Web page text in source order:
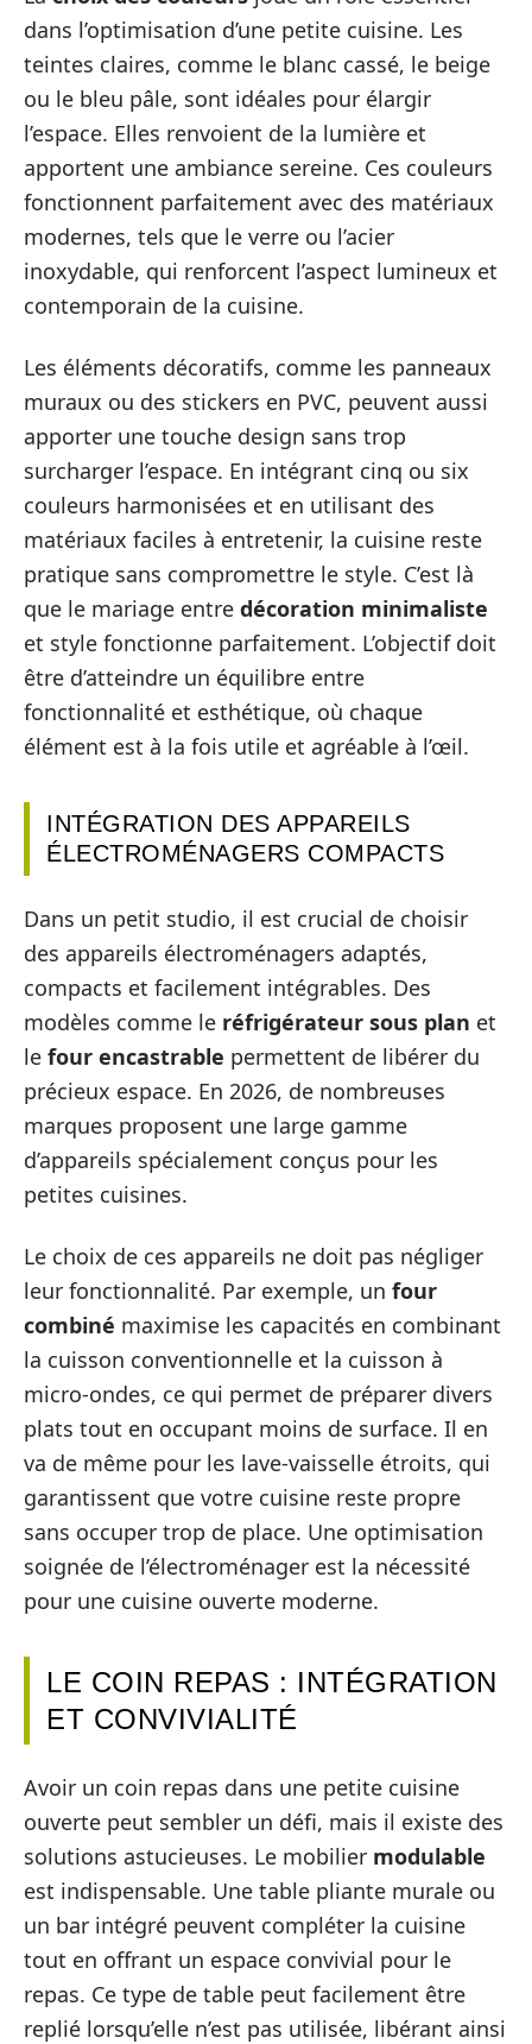
dans l’optimisation d’une petite cuisine. Les
teintes claires, comme le blanc cassé, le beige
ou le bleu pâle, sont idéales pour élargir
l’espace. Elles renvoient de la lumière et
apportent une ambiance sereine. Ces couleurs
fonctionnent parfaitement avec des matériaux
modernes, tels que le verre ou l’acier
inoxydable, qui renforcent l’aspect lumineux et
contemporain de la cuisine.
Les éléments décoratifs, comme les panneaux
muraux ou des stickers en PVC, peuvent aussi
apporter une touche design sans trop
surcharger l’espace. En intégrant cinq ou six
couleurs harmonisées et en utilisant des
matériaux faciles à entretenir, la cuisine reste
pratique sans compromettre le style. C’est là
que le mariage entre décoration minimaliste
et style fonctionne parfaitement. L’objectif doit
être d’atteindre un équilibre entre
fonctionnalité et esthétique, où chaque
élément est à la fois utile et agréable à l’œil.
INTÉGRATION DES APPAREILS
ÉLECTROMÉNAGERS COMPACTS
Dans un petit studio, il est crucial de choisir
des appareils électroménagers adaptés,
compacts et facilement intégrables. Des
modèles comme le réfrigérateur sous plan et
le four encastrable permettent de libérer du
précieux espace. En 2026, de nombreuses
marques proposent une large gamme
d’appareils spécialement conçus pour les
petites cuisines.
Le choix de ces appareils ne doit pas négliger
leur fonctionnalité. Par exemple, un four
combiné maximise les capacités en combinant
la cuisson conventionnelle et la cuisson à
micro-ondes, ce qui permet de préparer divers
plats tout en occupant moins de surface. Il en
va de même pour les lave-vaisselle étroits, qui
garantissent que votre cuisine reste propre
sans occuper trop de place. Une optimisation
soignée de l’électroménager est la nécessité
pour une cuisine ouverte moderne.
LE COIN REPAS : INTÉGRATION
ET CONVIVIALITÉ
Avoir un coin repas dans une petite cuisine
ouverte peut sembler un défi, mais il existe des
solutions astucieuses. Le mobilier modulable
est indispensable. Une table pliante murale ou
un bar intégré peuvent compléter la cuisine
tout en offrant un espace convivial pour le
repas. Ce type de table peut facilement être
replié lorsqu’elle n’est pas utilisée, libérant ainsi